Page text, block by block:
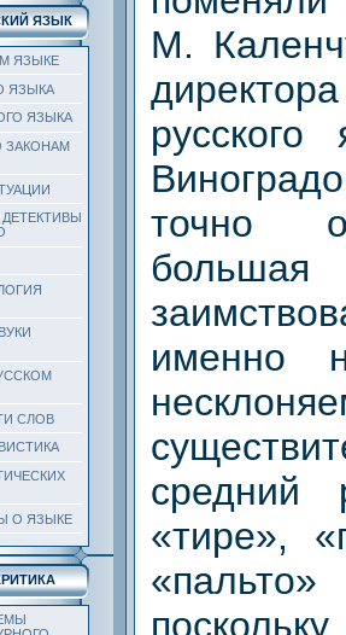
ЯЗЫК
ЯЗЫКЕ
ЯЗЫКА
ЯЗЫКА
ЗАКОНАМ
СЛОВ
О ЯЗЫКЕ
М.
точно
именно
средний
«тире»,